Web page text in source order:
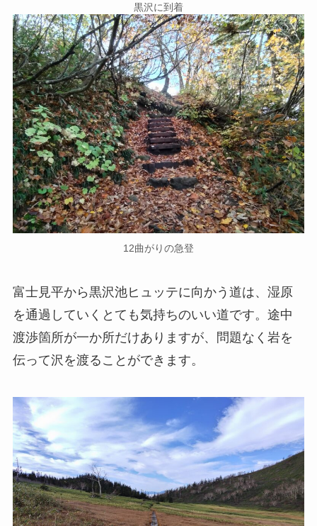
黒沢に到着
12曲がりの急登
富士見平から黒沢池ヒュッテに向かう道は、湿原
を通過していくとても気持ちのいい道です。途中
渡渉箇所が一か所だけありますが、問題なく岩を
伝って沢を渡ることができます。